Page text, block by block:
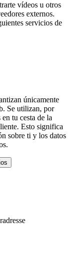
vídeos u otros
externos.
servicios de
únicamente
Se utilizan, por
tu cesta de la
Esto significa
sobre ti y los datos